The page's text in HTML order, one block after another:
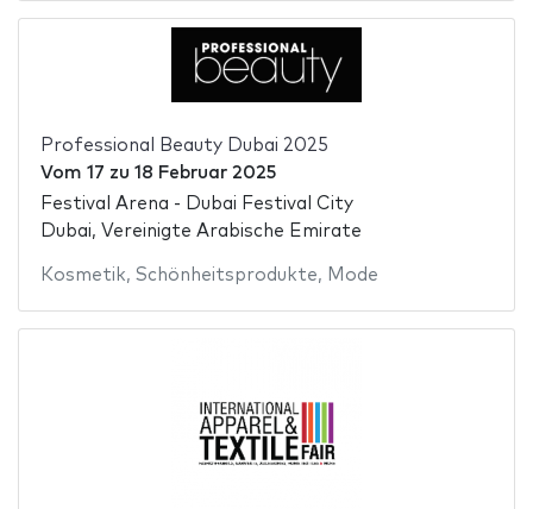
Professional Beauty Dubai 2025
Vom 17 zu 18 Februar 2025
Festival Arena - Dubai Festival City
Dubai, Vereinigte Arabische Emirate
Kosmetik, Schönheitsprodukte, Mode